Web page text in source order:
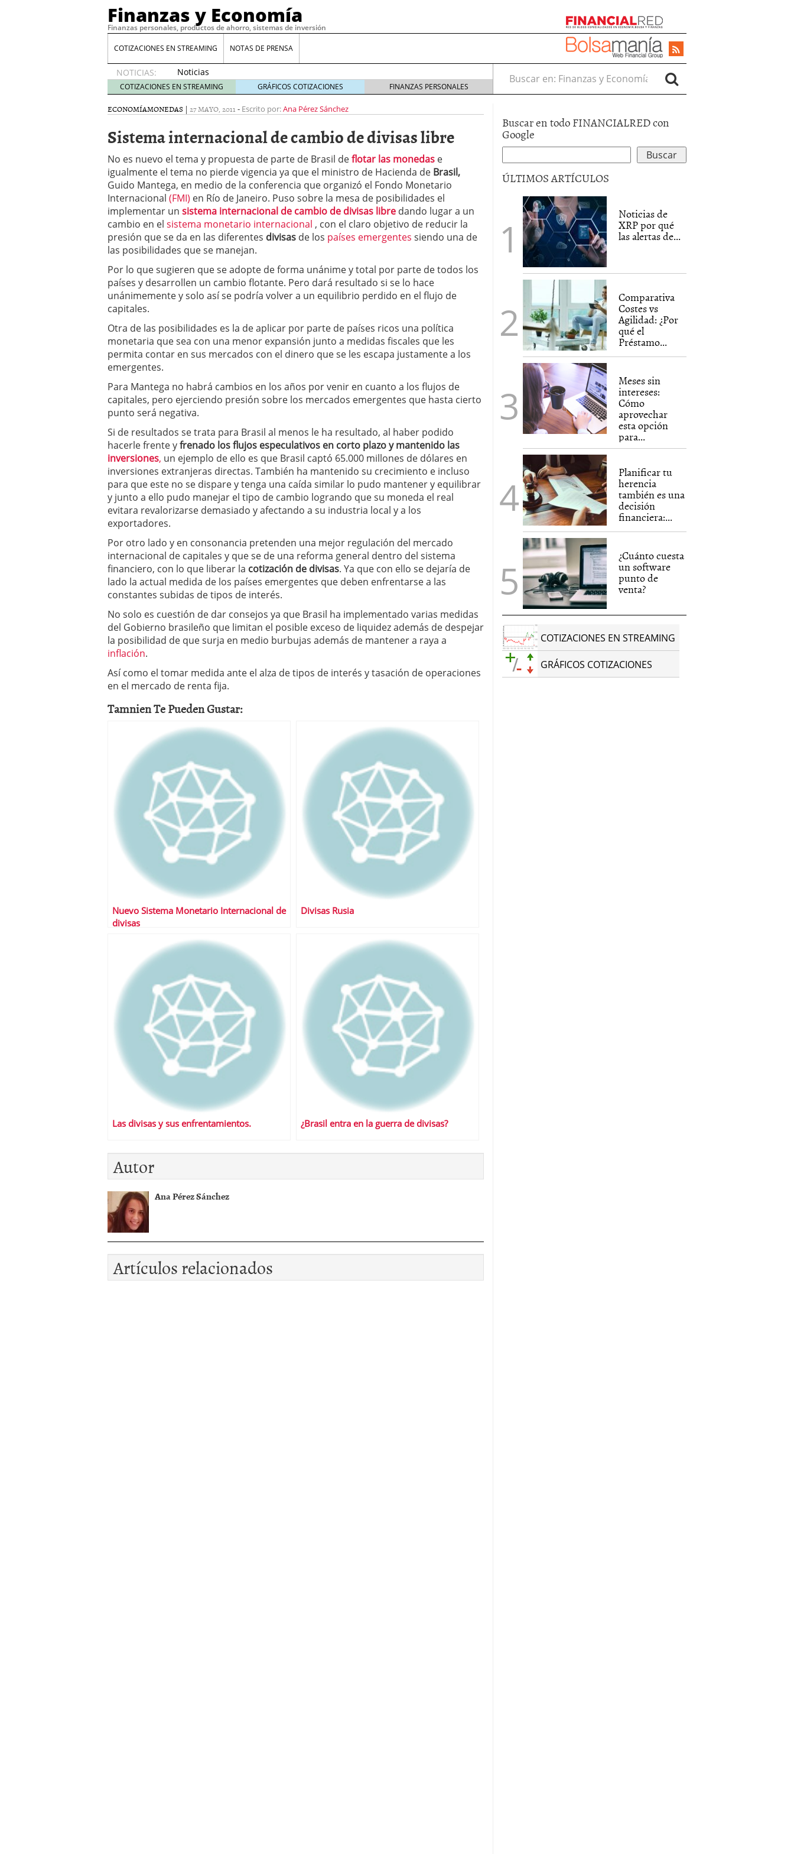
Finanzas y Economía
Finanzas personales, productos de ahorro, sistemas de inversión
COTIZACIONES EN STREAMING NOTAS DE PRENSA
NOTICIAS:
Noticias
de XRP
por qué
las
de
whales
suelen
llegar
tarde 16
de abril
de 2026
Comparativa Costes vs Agilidad: ¿Por qué el Préstamo Promotor privado
acelera la rentabilidad? 12 de diciembre de 2025
Meses sin intereses: Cómo aprovechar esta opción para gestionar tus
compras 24 de noviembre de 2025
a los costes 21 de noviembre de 2025
¿Cuánto cuesta un software punto de venta? 3 de octubre de 2025
COTIZACIONES EN STREAMING GRÁFICOS COTIZACIONES FINANZAS PERSONALES
Buscar en:
ECONOMÍAMONEDAS | 27 MAYO, 2011 - Escrito por:Ana Pérez Sánchez
Sistema internacional de cambio de divisas libre
No es nuevo el tema y propuesta de parte de Brasil deflotar las monedas e
igualmente el tema no pierde vigencia ya que el ministro de Hacienda de Brasil,
Guido Mantega, en medio de la conferencia que organizó el Fondo Monetario
Internacional (FMI) en Río de Janeiro. Puso sobre la mesa de posibilidades el
implementar un sistema internacional de cambio de divisas libre dando lugar a un
cambio en el sistema monetario internacional , con el claro objetivo de reducir la
presión que se da en las diferentes divisas de los países emergentes siendo una de
las posibilidades que se manejan.
Por lo que sugieren que se adopte de forma unánime y total por parte de todos los
países y desarrollen un cambio flotante. Pero dará resultado si se lo hace
unánimemente y solo así se podría volver a un equilibrio perdido en el flujo de
capitales.
Otra de las posibilidades es la de aplicar por parte de países ricos una política
monetaria que sea con una menor expansión junto a medidas fiscales que les
permita contar en sus mercados con el dinero que se les escapa justamente a los
emergentes.
Para Mantega no habrá cambios en los años por venir en cuanto a los flujos de
capitales, pero ejerciendo presión sobre los mercados emergentes que hasta cierto
punto será negativa.
Si de resultados se trata para Brasil al menos le ha resultado, al haber podido
hacerle frente yfrenado los flujos especulativos en corto plazo y mantenido las
inversiones, un ejemplo de ello es que Brasil captó 65.000 millones de dólares en
inversiones extranjeras directas. También ha mantenido su crecimiento e incluso
para que este no se dispare y tenga una caída similar lo pudo mantener y equilibrar
y junto a ello pudo manejar el tipo de cambio logrando que su moneda el real
evitara revalorizarse demasiado y afectando a su industria local y a los
exportadores.
Por otro lado y en consonancia pretenden una mejor regulación del mercado
internacional de capitales y que se de una reforma general dentro del sistema
financiero, con lo que liberar la cotización de divisas. Ya que con ello se dejaría de
lado la actual medida de los países emergentes que deben enfrentarse a las
constantes subidas de tipos de interés.
No solo es cuestión de dar consejos ya que Brasil ha implementado varias medidas
del Gobierno brasileño que limitan el posible exceso de liquidez además de despejar
la posibilidad de que surja en medio burbujas además de mantener a raya a
inflación.
Así como el tomar medida ante el alza de tipos de interés y tasación de operaciones
en el mercado de renta fija.
Tamnien Te Pueden Gustar:
Nuevo Sistema Monetario Internacional de
divisas
Divisas Rusia
Las divisas y sus enfrentamientos. ¿Brasil entra en la guerra de divisas?
Autor
Ana Pérez Sánchez
Artículos relacionados
Buscar en todo FINANCIALRED con
Google
ÚLTIMOS ARTÍCULOS
Noticias de
XRP por qué
las alertas de...
Comparativa
Costes vs
Agilidad: ¿Por
qué el
Préstamo...
Meses sin
intereses:
Cómo
aprovechar
esta opción
para...
Planificar tu
herencia
también es una
decisión
financiera:...
¿Cuánto cuesta
un software
punto de
venta?
COTIZACIONES EN STREAMING
GRÁFICOS COTIZACIONES